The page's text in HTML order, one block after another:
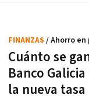
Cuánto se
Banco
la nueva tasa
FINANZAS / Ahorro en